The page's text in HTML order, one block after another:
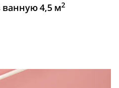
ванную 4,5 м2